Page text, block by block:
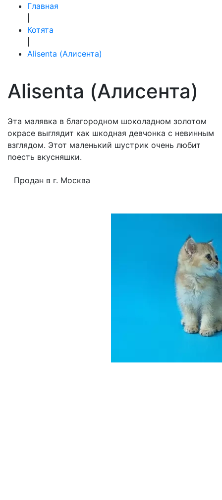
Главная
Котята
Alisenta (Алисента)
Alisenta (Алисента)
Эта малявка в благородном шоколадном золотом
окрасе выглядит как шкодная девчонка с невинным
взглядом. Этот маленький шустрик очень любит
поесть вкусняшки.
Продан в г. Москва